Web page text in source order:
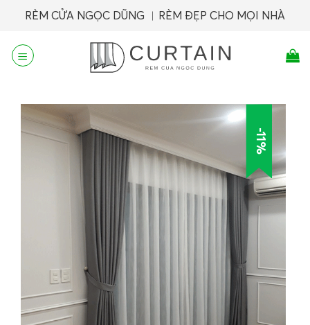
content
RÈM CỬA NGỌC DŨNG ︱RÈM ĐẸP CHO MỌI NHÀ
-11%